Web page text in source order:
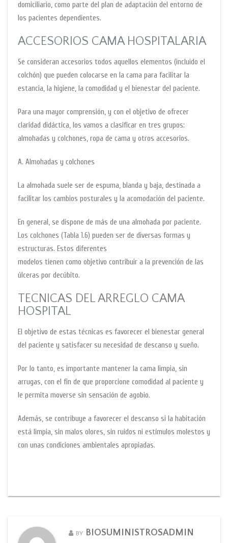
domiciliario, como parte del plan de adaptación del entorno de
los pacientes dependientes.
ACCESORIOS CAMA HOSPITALARIA
Se consideran accesorios todos aquellos elementos (incluido el
colchón) que pueden colocarse en la cama para facilitar la
estancia, la higiene, la comodidad y el bienestar del paciente.
Para una mayor comprensión, y con el objetivo de ofrecer
claridad didáctica, los vamos a clasificar en tres grupos:
almohadas y colchones, ropa de cama y otros accesorios.
A. Almohadas y colchones
La almohada suele ser de espuma, blanda y baja, destinada a
facilitar los cambios posturales y la acomodación del paciente.
En general, se dispone de más de una almohada por paciente.
Los colchones (Tabla 1.6) pueden ser de diversas formas y
estructuras. Estos diferentes
modelos tienen como objetivo contribuir a la prevención de las
úlceras por decúbito.
TECNICAS DEL ARREGLO CAMA
HOSPITAL
El objetivo de estas técnicas es favorecer el bienestar general
del paciente y satisfacer su necesidad de descanso y sueño.
Por lo tanto, es importante mantener la cama limpia, sin
arrugas, con el fin de que proporcione comodidad al paciente y
le permita moverse sin sensación de agobio.
Además, se contribuye a favorecer el descanso si la habitación
está limpia, sin malos olores, sin ruidos ni estímulos molestos y
con unas condiciones ambientales apropiadas.
BY BIOSUMINISTROSADMIN